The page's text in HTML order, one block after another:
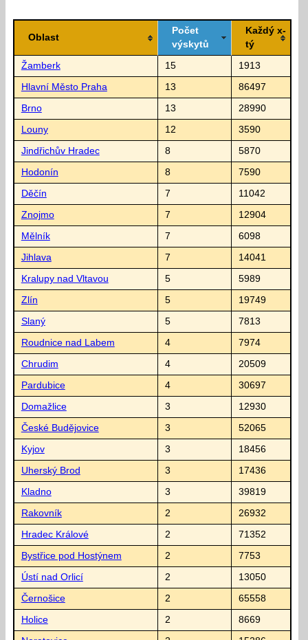
Oblast
Počet
výskytů
Každý x-
tý
Žamberk 15 1913
Hlavní Město Praha 13 86497
Brno 13 28990
Louny 12 3590
Jindřichův Hradec 8 5870
Hodonín 8 7590
Děčín 7 11042
Znojmo 7 12904
Mělník 7 6098
Jihlava 7 14041
Kralupy nad Vltavou 5 5989
Zlín 5 19749
Slaný 5 7813
Roudnice nad Labem 4 7974
Chrudim 4 20509
Pardubice 4 30697
Domažlice 3 12930
České Budějovice 3 52065
Kyjov 3 18456
Uherský Brod 3 17436
Kladno 3 39819
Rakovník 2 26932
Hradec Králové 2 71352
Bystřice pod Hostýnem 2 7753
Ústí nad Orlicí 2 13050
Černošice 2 65558
Holice 2 8669